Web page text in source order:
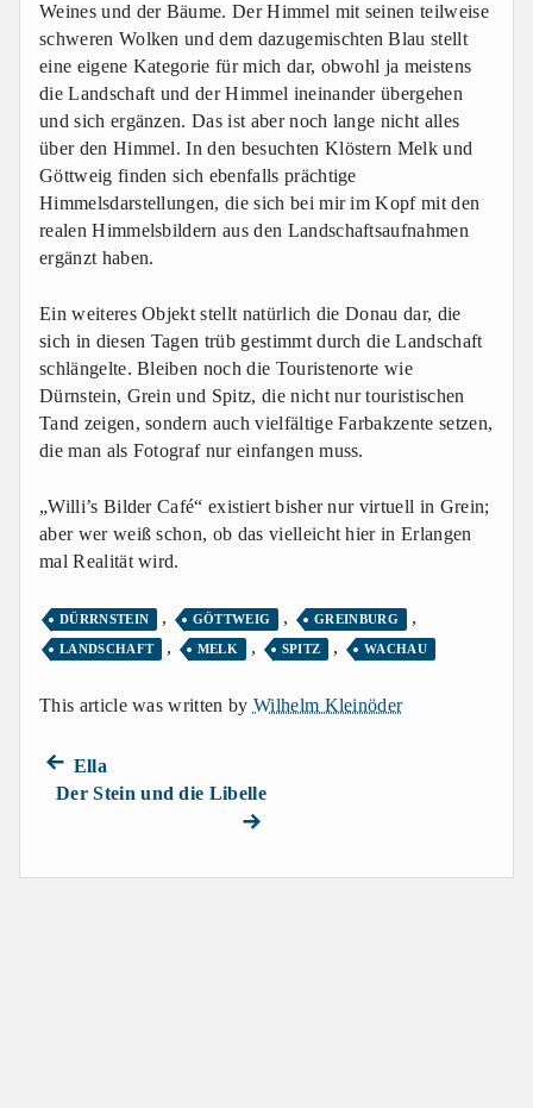
Weines und der Bäume. Der Himmel mit seinen teilweise
schweren Wolken und dem dazugemischten Blau stellt
eine eigene Kategorie für mich dar, obwohl ja meistens
die Landschaft und der Himmel ineinander übergehen
und sich ergänzen. Das ist aber noch lange nicht alles
über den Himmel. In den besuchten Klöstern Melk und
Göttweig finden sich ebenfalls prächtige
Himmelsdarstellungen, die sich bei mir im Kopf mit den
realen Himmelsbildern aus den Landschaftsaufnahmen
ergänzt haben.
Ein weiteres Objekt stellt natürlich die Donau dar, die
sich in diesen Tagen trüb gestimmt durch die Landschaft
schlängelte. Bleiben noch die Touristenorte wie
Dürnstein, Grein und Spitz, die nicht nur touristischen
Tand zeigen, sondern auch vielfältige Farbakzente setzen,
die man als Fotograf nur einfangen muss.
„Willi’s Bilder Café“ existiert bisher nur virtuell in Grein;
aber wer weiß schon, ob das vielleicht hier in Erlangen
mal Realität wird.
DÜRRNSTEIN , GÖTTWEIG , GREINBURG ,
LANDSCHAFT , MELK , SPITZ , WACHAU
This article was written by Wilhelm Kleinöder
Beitragsnavigation
Previous
post:
Ella
Der Stein und die LibelleNext